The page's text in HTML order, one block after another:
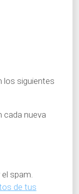
los siguientes
cada nueva
spam.
de tus